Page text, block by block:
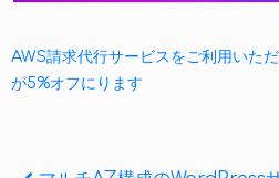
AWS請求代行サービスをご利用いた
が5%オフにります